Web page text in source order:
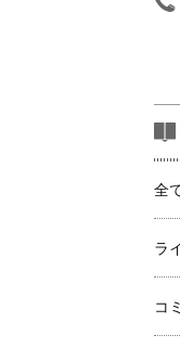
全
ラ
コ